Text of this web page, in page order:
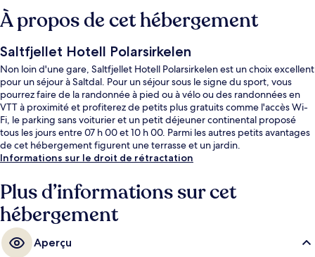
À propos de cet hébergement
Saltfjellet Hotell Polarsirkelen
Non loin d'une gare, Saltfjellet Hotell Polarsirkelen est un choix excellent
pour un séjour à Saltdal. Pour un séjour sous le signe du sport, vous
pourrez faire de la randonnée à pied ou à vélo ou des randonnées en
VTT à proximité et profiterez de petits plus gratuits comme l'accès Wi-
Fi, le parking sans voiturier et un petit déjeuner continental proposé
tous les jours entre 07 h 00 et 10 h 00. Parmi les autres petits avantages
de cet hébergement figurent une terrasse et un jardin.
Informations sur le droit de rétractation
Plus d’informations sur cet
hébergement
Aperçu